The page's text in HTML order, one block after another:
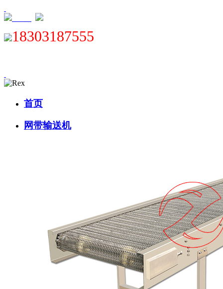
18303187555
首页
网带输送机